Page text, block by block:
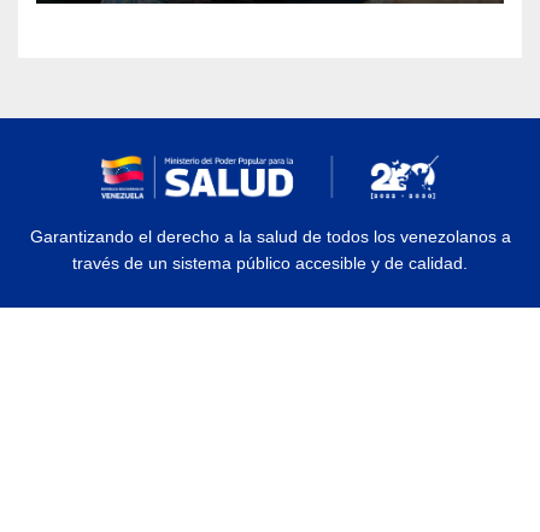
Garantizando el derecho a la salud de todos los venezolanos a
través de un sistema público accesible y de calidad.